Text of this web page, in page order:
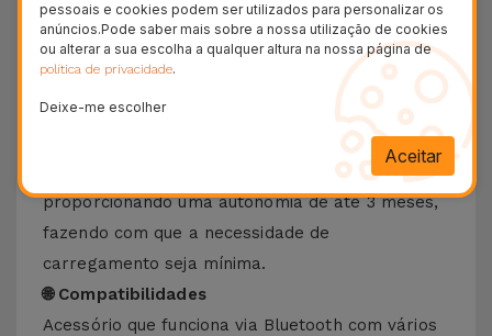
🛋️ Design Minimalista
Graças ao layout fino e discreto fazem com que
este teclado se adapte a qualquer escritório ou
secretária de uma casa.
Trata-se de um periférico de baixo consumo,
proporcionando uma autonomia de até 3 meses,
fazendo com que a necessidade de
carregamento seja mínima.
🌐 Compatibilidades
Acessório que funciona via Bluetooth com vários
pessoais e cookies podem ser utilizados para personalizar os
anúncios.Pode saber mais sobre a nossa utilização de cookies
ou alterar a sua escolha a qualquer altura na nossa página de
política de privacidade.
Deixe-me escolher
Aceitar